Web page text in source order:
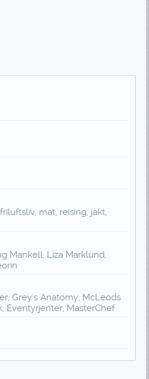
mat, reising, jakt,
Mankell, Liza Marklund,
Grey`s Anatomy, McLeods
Eventyrjenter, MasterChef